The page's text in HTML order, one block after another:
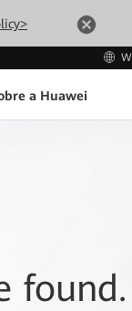
a Huawei
found.